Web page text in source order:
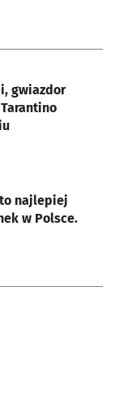
gwiazdor
najlepiej
w Polsce.